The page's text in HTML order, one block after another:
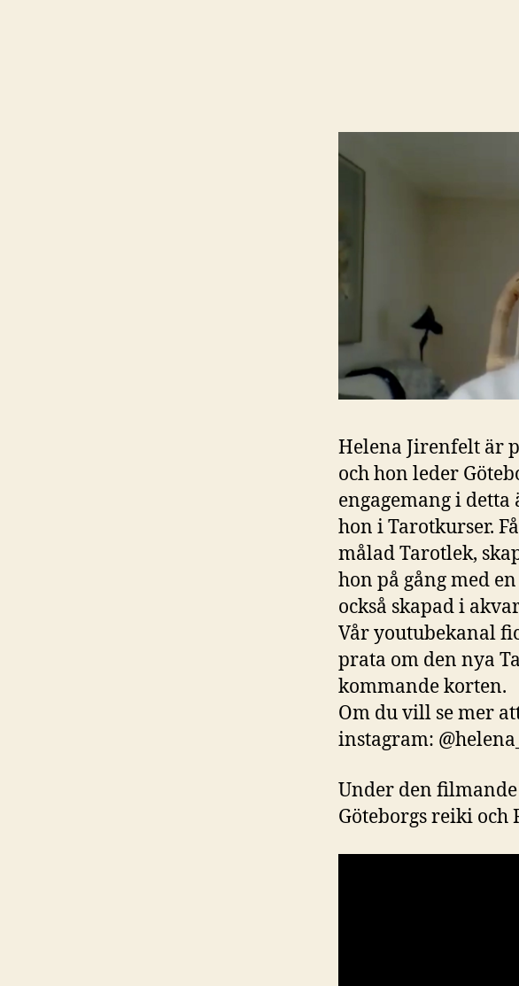
Helena Jirenfelt är
och hon leder
engagemang i
hon i Tarotkurser.
målad Tarotlek,
hon på gång med
också skapad i
Vår youtubekanal
prata om den nya
kommande korten.
Om du vill se mer
instagram:
Under den
Göteborgs reiki och